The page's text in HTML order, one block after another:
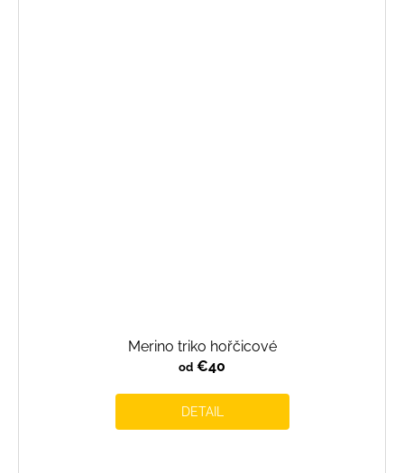
Merino triko hořčicové
od €40
DETAIL